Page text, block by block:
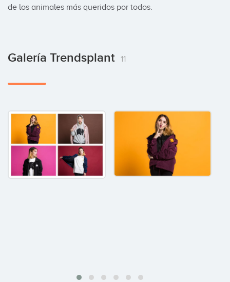
de los animales más queridos por todos.
Galería Trendsplant 11